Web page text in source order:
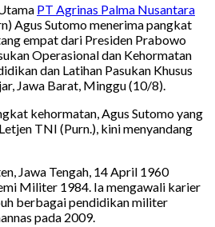
PT Agrinas Palma Nusantara
Agus Sutomo menerima pangkat
empat dari Presiden Prabowo
Operasional dan Kehormatan
dan Latihan Pasukan Khusus
Jawa Barat, Minggu (10/8).
kehormatan, Agus Sutomo yang
TNI (Purn.), kini menyandang
Jawa Tengah, 14 April 1960
Militer 1984. Ia mengawali karier
berbagai pendidikan militer
pada 2009.